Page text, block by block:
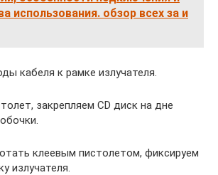
использования. обзор всех за и
кабеля к рамке излучателя.
закрепляем CD диск на дне
клеевым пистолетом, фиксируем
излучателя.